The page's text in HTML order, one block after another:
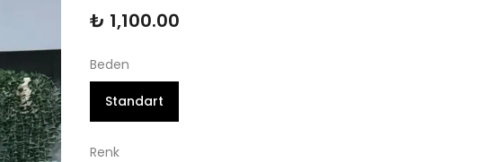
₺ 1,100.00
Beden
Standart
Renk